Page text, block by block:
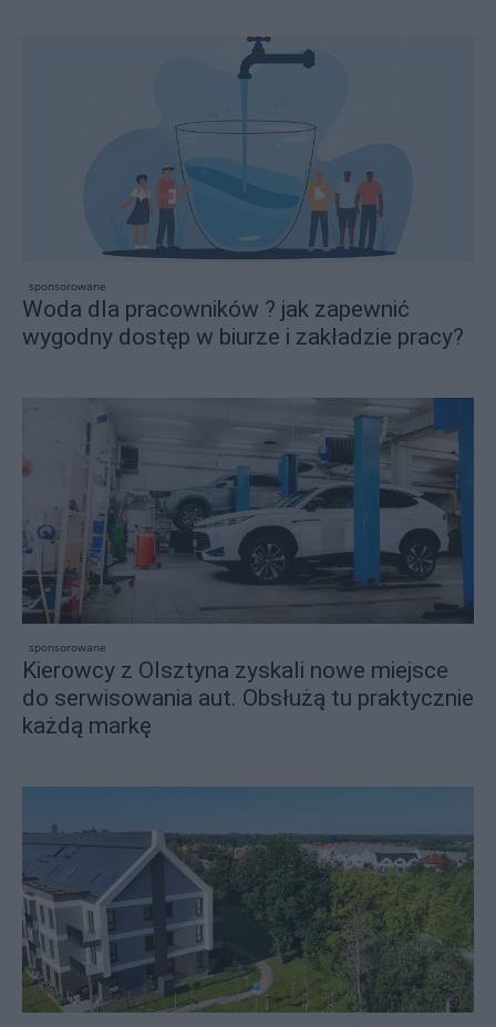
sponsorowane
Woda dla pracowników ? jak zapewnić
wygodny dostęp w biurze i zakładzie pracy?
sponsorowane
Kierowcy z Olsztyna zyskali nowe miejsce
do serwisowania aut. Obsłużą tu praktycznie
każdą markę